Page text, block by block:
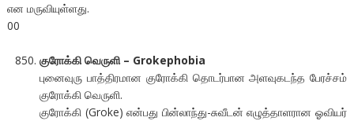
என மருவியுள்ளது.
00
குரோக்கி வெருளி – Grokephobia
புனைவுரு பாத்திரமான குரோக்கி தொடர்பான அளவுகடந்த பேரச்சம்
குரோக்கி வெருளி.
குரோக்கி (Groke) என்பது பின்லாந்து-சுவீடன் எழுத்தாளரான ஓவியர்